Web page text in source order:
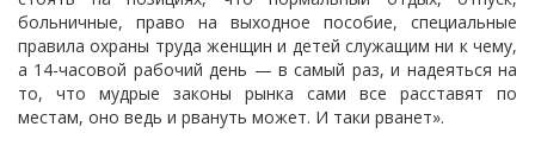
больничные, право на выходное пособие, специальные
правила охраны труда женщин и детей служащим ни к чему,
а 14-часовой рабочий день — в самый раз, и надеяться на
то, что мудрые законы рынка сами все расставят по
местам, оно ведь и рвануть может. И таки рванет».